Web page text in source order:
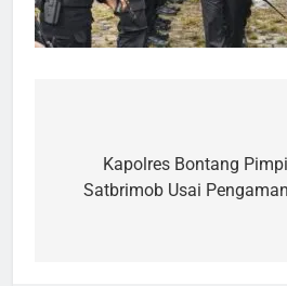
Kapolres Bontang
Satbrimob Usai